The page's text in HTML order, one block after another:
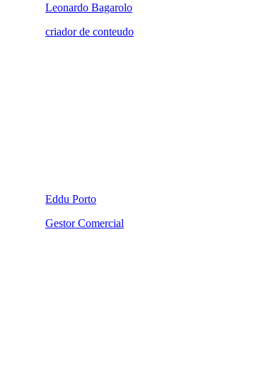
Leonardo Bagarolo
criador de conteudo
Eddu Porto
Gestor Comercial